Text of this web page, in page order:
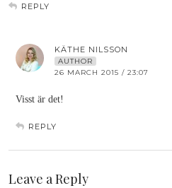
REPLY
KÄTHE NILSSON
AUTHOR
26 MARCH 2015 / 23:07
Visst är det!
REPLY
Leave a Reply